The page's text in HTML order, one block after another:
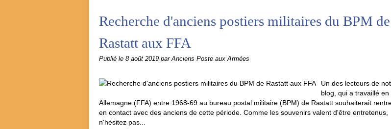
Recherche d'anciens postiers militaires du BPM de
Rastatt aux FFA
Publié le 8 août 2019 par Anciens Poste aux Armées
Un des lecteurs de
blog, qui a travaillé en
Allemagne (FFA) entre 1968-69 au bureau postal militaire (BPM) de Rastatt souhaiterait
en contact avec des anciens de cette période. Comme les souvenirs valent d'être entretenus,
n'hésitez pas...